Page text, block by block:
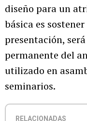
diseño para un
básica es
presentación,
permanente del
utilizado en
seminarios.
RELACIONADAS